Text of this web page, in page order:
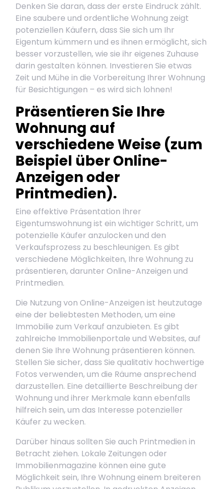
Denken Sie daran, dass der erste Eindruck zählt.
Eine saubere und ordentliche Wohnung zeigt
potenziellen Käufern, dass Sie sich um Ihr
Eigentum kümmern und es ihnen ermöglicht, sich
besser vorzustellen, wie sie ihr eigenes Zuhause
darin gestalten können. Investieren Sie etwas
Zeit und Mühe in die Vorbereitung Ihrer Wohnung
für Besichtigungen – es wird sich lohnen!
Präsentieren Sie Ihre
Wohnung auf
verschiedene Weise (zum
Beispiel über Online-
Anzeigen oder
Printmedien).
Eine effektive Präsentation Ihrer
Eigentumswohnung ist ein wichtiger Schritt, um
potenzielle Käufer anzulocken und den
Verkaufsprozess zu beschleunigen. Es gibt
verschiedene Möglichkeiten, Ihre Wohnung zu
präsentieren, darunter Online-Anzeigen und
Printmedien.
Die Nutzung von Online-Anzeigen ist heutzutage
eine der beliebtesten Methoden, um eine
Immobilie zum Verkauf anzubieten. Es gibt
zahlreiche Immobilienportale und Websites, auf
denen Sie Ihre Wohnung präsentieren können.
Stellen Sie sicher, dass Sie qualitativ hochwertige
Fotos verwenden, um die Räume ansprechend
darzustellen. Eine detaillierte Beschreibung der
Wohnung und ihrer Merkmale kann ebenfalls
hilfreich sein, um das Interesse potenzieller
Käufer zu wecken.
Darüber hinaus sollten Sie auch Printmedien in
Betracht ziehen. Lokale Zeitungen oder
Immobilienmagazine können eine gute
Möglichkeit sein, Ihre Wohnung einem breiteren